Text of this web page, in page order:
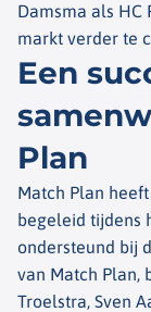
Damsma als HC
markt verder te
Een
Plan
Match Plan
begeleid tijdens
ondersteund bij
van Match Plan,
Troelstra, Sven